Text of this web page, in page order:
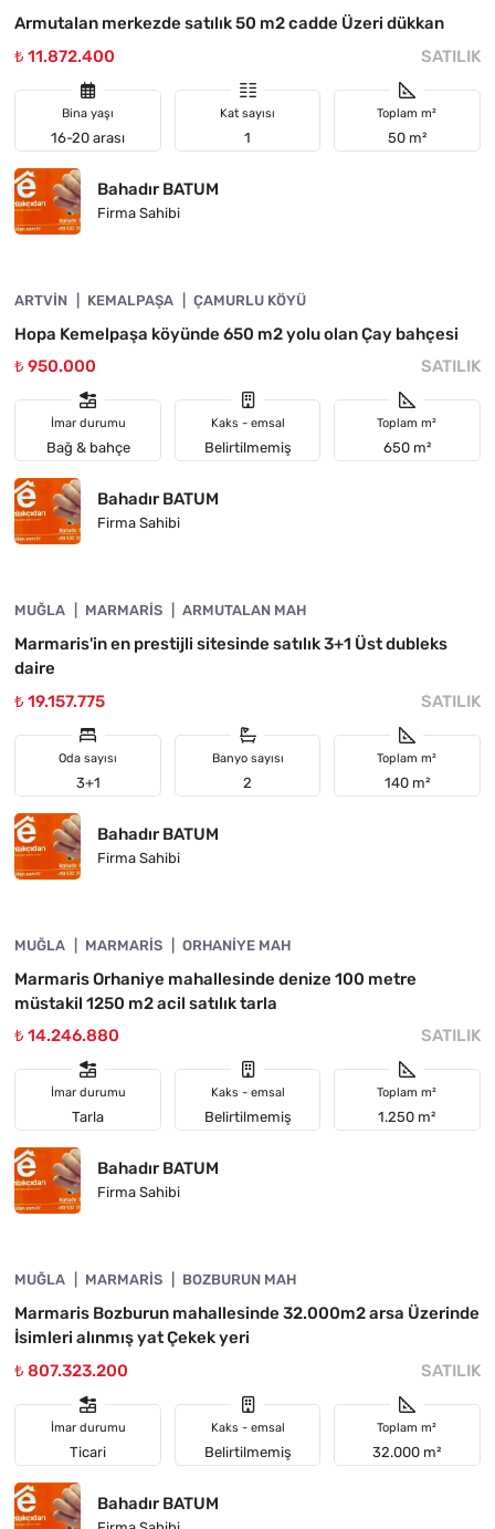
Armutalan merkezde satılık 50 m2 cadde Üzeri dükkan
₺ 11.872.400
SATILIK
Bina yaşı
16-20 arası
Kat sayısı
1
Toplam m²
50 m²
Bahadır BATUM
Firma Sahibi
ACIL
ARTVIN KEMALPAŞA ÇAMURLU KÖYÜ
Hopa Kemelpaşa köyünde 650 m2 yolu olan Çay bahçesi
₺ 950.000
SATILIK
İmar durumu
Bağ & bahçe
Kaks - emsal
Belirtilmemiş
Toplam m²
650 m²
Bahadır BATUM
Firma Sahibi
YATIRIMA UYGUN
MUĞLA MARMARIS ARMUTALAN MAH
Marmaris'in en prestijli sitesinde satılık 3+1 Üst dubleks
daire
₺ 19.157.775
SATILIK
Oda sayısı
3+1
Banyo sayısı
2
Toplam m²
140 m²
Bahadır BATUM
Firma Sahibi
ACIL
MUĞLA MARMARIS ORHANIYE MAH
Marmaris Orhaniye mahallesinde denize 100 metre
müstakil 1250 m2 acil satılık tarla
₺ 14.246.880
SATILIK
İmar durumu
Tarla
Kaks - emsal
Belirtilmemiş
Toplam m²
1.250 m²
Bahadır BATUM
Firma Sahibi
YATIRIMA UYGUN
MUĞLA MARMARIS BOZBURUN MAH
Marmaris Bozburun mahallesinde 32.000m2 arsa Üzerinde
İsimleri alınmış yat Çekek yeri
₺ 807.323.200
SATILIK
İmar durumu
Ticari
Kaks - emsal
Belirtilmemiş
Toplam m²
32.000 m²
Bahadır BATUM